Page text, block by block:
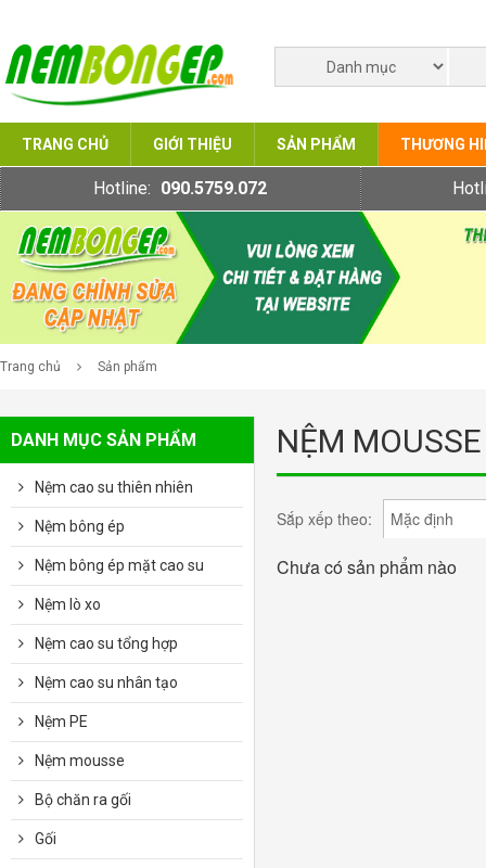
TRANG CHỦ GIỚI THIỆU SẢN PHẨM THƯƠNG
Hotline: 090.5759.072
Trang chủ Sản phẩm
NỆM MOUSSE
Sắp xếp theo: Mặc định
Chưa có sản phẩm nào
DANH MỤC SẢN PHẨM
Nệm cao su thiên nhiên
Nệm bông ép
Nệm bông ép mặt cao su
Nệm lò xo
Nệm cao su tổng hợp
Nệm cao su nhân tạo
Nệm PE
Nệm mousse
Bộ chăn ra gối
Gối